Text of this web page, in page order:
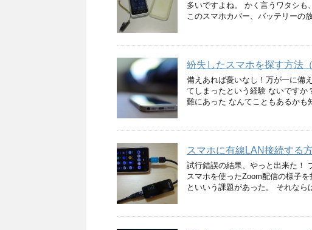
多いですよね。 かく言うワタシも
このスマホカバー、バッテリーの
紛失したスマホを探す方法
備えあれば憂いなし！万が一に備
てしまったという経験 ないですか
難にあった なんてこともあるか
スマホに有線LAN接続する
試行錯誤の結果、やっと出来た！
スマホを使ったZoom配信の様子
といいう課題があった。 それな